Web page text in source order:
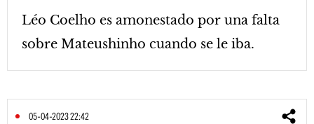
Léo Coelho es amonestado por una falta
sobre Mateushinho cuando se le iba.
05-04-2023 22:42